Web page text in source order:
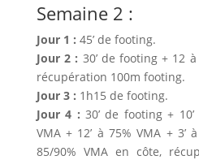
Semaine 2 :
Jour 1 : 45’ de footing.
Jour 2 : 30’ de footing + 12
récupération 100m footing.
Jour 3 : 1h15 de footing.
Jour 4 : 30’ de footing +
VMA + 12’ à 75% VMA + 3’
85/90% VMA en côte,